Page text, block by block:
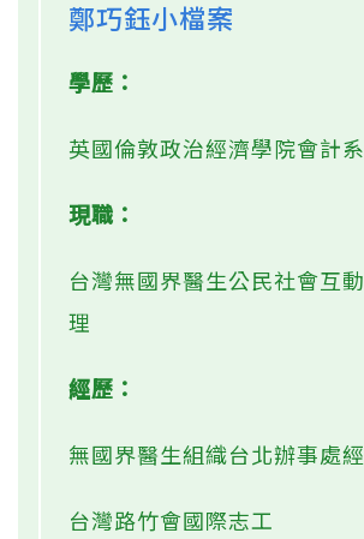
鄭巧鈺小檔案
學歷：
英國倫敦政治經濟學院會計系
現職：
台灣無國界醫生公民社會互
理
經歷：
無國界醫生組織台北辦事處
台灣路竹會國際志工